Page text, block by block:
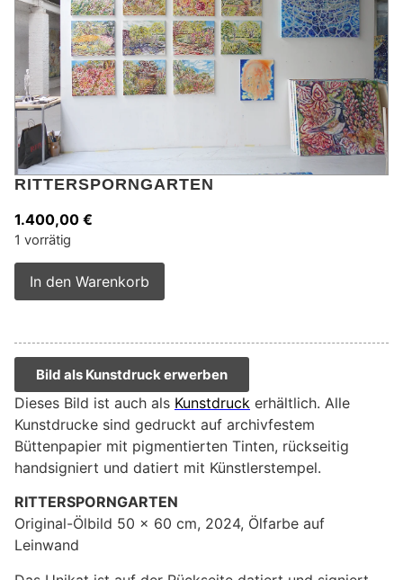
RITTERSPORNGARTEN
1.400,00 €
1 vorrätig
In den Warenkorb
Bild als Kunstdruck erwerben
Dieses Bild ist auch als Kunstdruck erhältlich. Alle
Kunstdrucke sind gedruckt auf archivfestem
Büttenpapier mit pigmentierten Tinten, rückseitig
handsigniert und datiert mit Künstlerstempel.
RITTERSPORNGARTEN
Original-Ölbild 50 x 60 cm, 2024, Ölfarbe auf
Leinwand